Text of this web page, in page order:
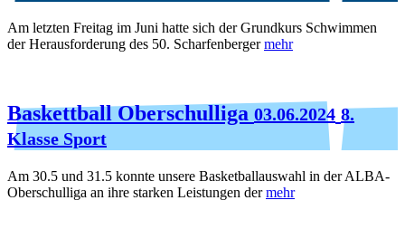
Am letzten Freitag im Juni hatte sich der Grundkurs Schwimmen
der Herausforderung des 50. Scharfenbergermehr
Baskettball Oberschulliga 03.06.2024 8.
Klasse Sport
Am 30.5 und 31.5 konnte unsere Basketballauswahl in der ALBA-
Oberschulliga an ihre starken Leistungen dermehr